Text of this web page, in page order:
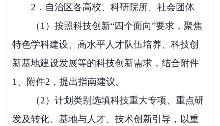
2． 自治区各高校、科研院所、社会团体
（1 ）按照科技创新“四个面向”要求，聚焦
特色学科建设、高水平人才队伍培养、科技创
新基地建设发展等的科技创新需求，结合附件
1 、附件2 ，提出指南建议。
（2）计划类别选填科技重大专项、重点研
发及转化、基地与人才、技术创新引导， 以重